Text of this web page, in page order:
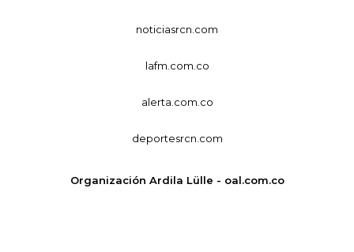
noticiasrcn.com
lafm.com.co
alerta.com.co
deportesrcn.com
Organización Ardila Lülle - oal.com.co